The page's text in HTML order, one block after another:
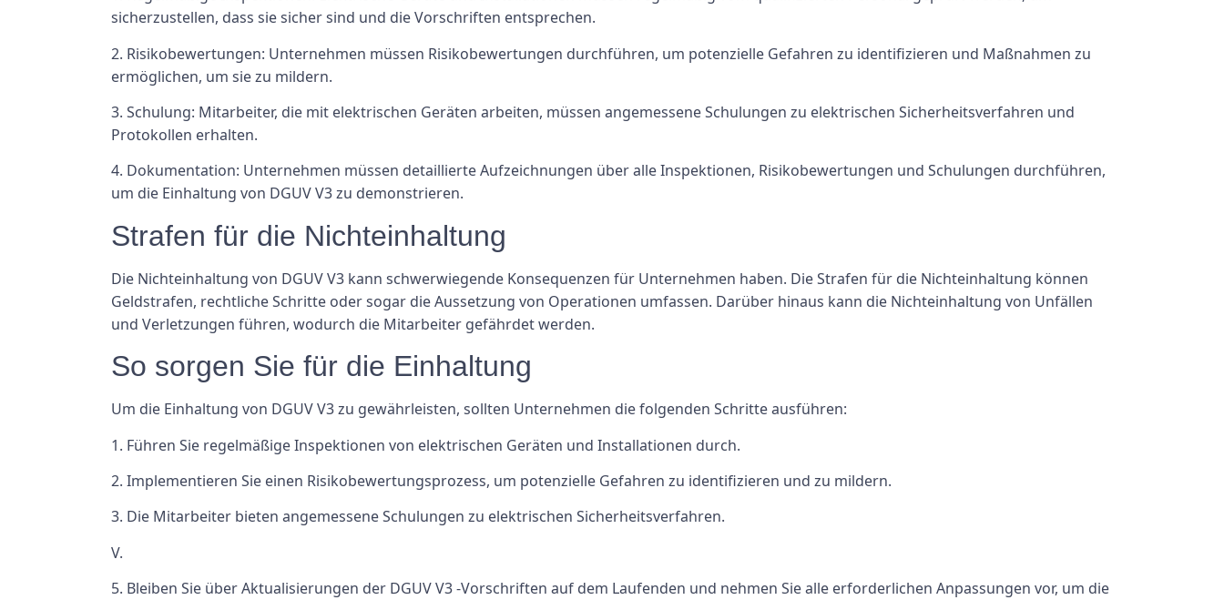
sicherzustellen, dass sie sicher sind und die Vorschriften entsprechen.
2. Risikobewertungen: Unternehmen müssen Risikobewertungen durchführen, um potenzielle Gefahren zu identifizieren und Maßnahmen zu
ermöglichen, um sie zu mildern.
3. Schulung: Mitarbeiter, die mit elektrischen Geräten arbeiten, müssen angemessene Schulungen zu elektrischen Sicherheitsverfahren und
Protokollen erhalten.
4. Dokumentation: Unternehmen müssen detaillierte Aufzeichnungen über alle Inspektionen, Risikobewertungen und Schulungen durchführen,
um die Einhaltung von DGUV V3 zu demonstrieren.
Strafen für die Nichteinhaltung
Die Nichteinhaltung von DGUV V3 kann schwerwiegende Konsequenzen für Unternehmen haben. Die Strafen für die Nichteinhaltung können
Geldstrafen, rechtliche Schritte oder sogar die Aussetzung von Operationen umfassen. Darüber hinaus kann die Nichteinhaltung von Unfällen
und Verletzungen führen, wodurch die Mitarbeiter gefährdet werden.
So sorgen Sie für die Einhaltung
Um die Einhaltung von DGUV V3 zu gewährleisten, sollten Unternehmen die folgenden Schritte ausführen:
1. Führen Sie regelmäßige Inspektionen von elektrischen Geräten und Installationen durch.
2. Implementieren Sie einen Risikobewertungsprozess, um potenzielle Gefahren zu identifizieren und zu mildern.
3. Die Mitarbeiter bieten angemessene Schulungen zu elektrischen Sicherheitsverfahren.
V.
5. Bleiben Sie über Aktualisierungen der DGUV V3 -Vorschriften auf dem Laufenden und nehmen Sie alle erforderlichen Anpassungen vor, um die